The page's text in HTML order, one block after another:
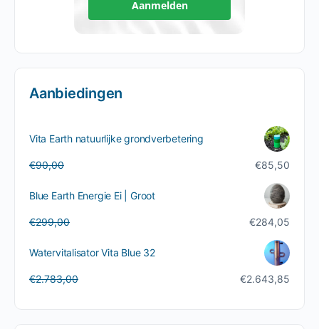
Aanmelden
Aanbiedingen
Vita Earth natuurlijke grondverbetering
€90,00Oorspronkelijke
was:
€90,00.
€85,50
Huidige
is:
€85,50.
Blue Earth Energie Ei | Groot
€299,00Oorspronkelijke
was:
€299,00.
€284,05
Huidige
is:
€284,05.
Watervitalisator Vita Blue 32
€2.783,00Oorspronkelijke
€2.643,85
Huidige